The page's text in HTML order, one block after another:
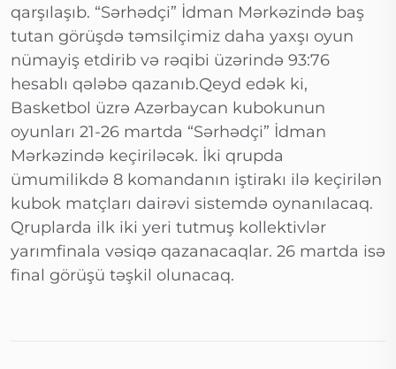
qarşılaşıb. “Sərhədçi” İdman Mərkəzində baş
tutan görüşdə təmsilçimiz daha yaxşı oyun
nümayiş etdirib və rəqibi üzərində 93:76
hesablı qələbə qazanıb.Qeyd edək ki,
Basketbol üzrə Azərbaycan kubokunun
oyunları 21-26 martda “Sərhədçi” İdman
Mərkəzində keçiriləcək. İki qrupda
ümumilikdə 8 komandanın iştirakı ilə keçirilən
kubok matçları dairəvi sistemdə oynanılacaq.
Qruplarda ilk iki yeri tutmuş kollektivlər
yarımfinala vəsiqə qazanacaqlar. 26 martda isə
final görüşü təşkil olunacaq.